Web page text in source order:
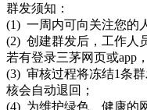
群发须知：
(1) 一周内可向关注您的
(2) 创建群发后，工作人
若有登录三茅网页或app
(3) 审核过程将冻结1条
核会自动退回；
(4) 为维护绿色、健康的